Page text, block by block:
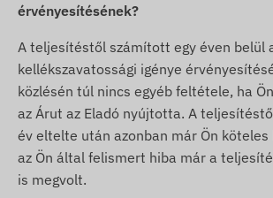
érvényesítésének?
A teljesítéstől számított egy éven belül
kellékszavatossági igénye
közlésén túl nincs egyéb feltétele, ha
az Árut az Eladó nyújtotta. A
év eltelte után azonban már Ön köteles
az Ön által felismert hiba már a
is megvolt.